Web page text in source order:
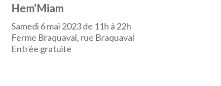
Hem'Miam
Samedi 6 mai 2023 de 11h à 22h
Ferme Braquaval, rue Braquaval
Entrée gratuite